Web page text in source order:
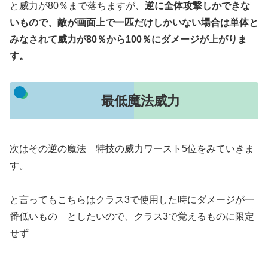
と威力が80％まで落ちますが、 逆に全体攻撃しかできな
いもので、敵が画面上で一匹だけしかいない場合は単体と
みなされて威力が80％から100％にダメージが上がりま
す。
最低魔法威力
次はその逆の魔法 特技の威力ワースト5位をみていきま
す。
と言ってもこちらはクラス3で使用した時にダメージが一
番低いもの としたいので、クラス3で覚えるものに限定
せず